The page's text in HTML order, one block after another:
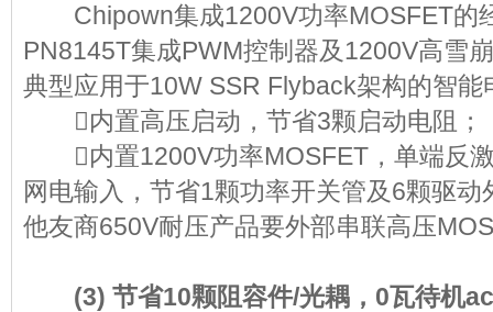
Chipown集成1200V功率MOSFET的
PN8145T集成PWM控制器及1200V高雪
典型应用于10W SSR Flyback架构的
内置高压启动，节省3颗启动电
内置1200V功率MOSFET，单端反激
网电输入，节省1颗功率开关管及6颗驱
他友商650V耐压产品要外部串联高压
(3) 节省10颗阻容件/光耦，0瓦待机